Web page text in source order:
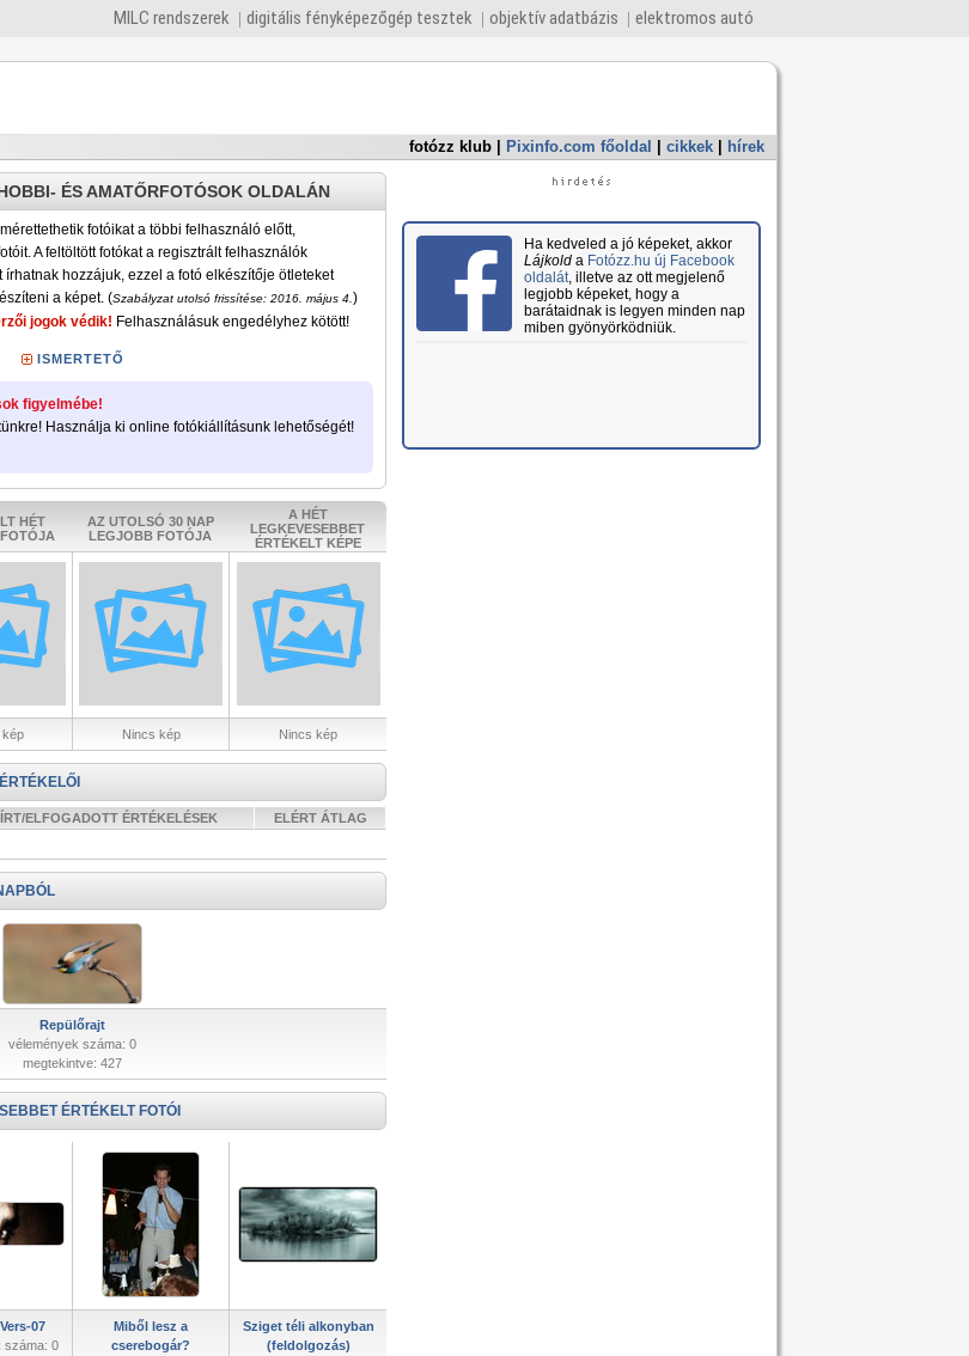
MILC rendszerek digitális fényképezőgép tesztek objektív adatbázis elektromos autó
fotózz klub Pixinfo.com főoldal cikkek hírek
ÉS AMATŐRFOTÓSOK OLDALÁN
fotóikat a többi felhasználó előtt,
A feltöltött fotókat a regisztrált felhasználók
hozzájuk, ezzel a fotó elkészítője ötleteket
a képet. (Szabályzat utolsó frissítése: 2016. május 4. )
jogok védik! Felhasználásuk engedélyhez kötött!
ISMERTETŐ
figyelmébe!
Használja ki online fotókiállításunk lehetőségét!
HÉT
AZ UTOLSÓ 30 NAP
LEGJOBB FOTÓJA
A HÉT
LEGKEVESEBBET
ÉRTÉKELT KÉPE
kép Nincs kép Nincs kép
ÍRT/ELFOGADOTT ÉRTÉKELÉSEK ELÉRT ÁTLAG
Repülőrajt
vélemények száma: 0
megtekintve: 427
ÉRTÉKELT FOTÓI
07
száma: 0
Miből lesz a
cserebogár?
Sziget téli alkonyban
(feldolgozás)
Ha kedveled a jó képeket, akkor
Lájkolda Fotózz.hu új Facebook
oldalát, illetve az ott megjelenő
legjobb képeket, hogy a
barátaidnak is legyen minden nap
miben gyönyörködniük.